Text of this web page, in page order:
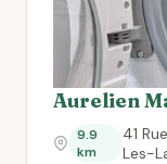
Aurelien
9.9
km
41
Les-